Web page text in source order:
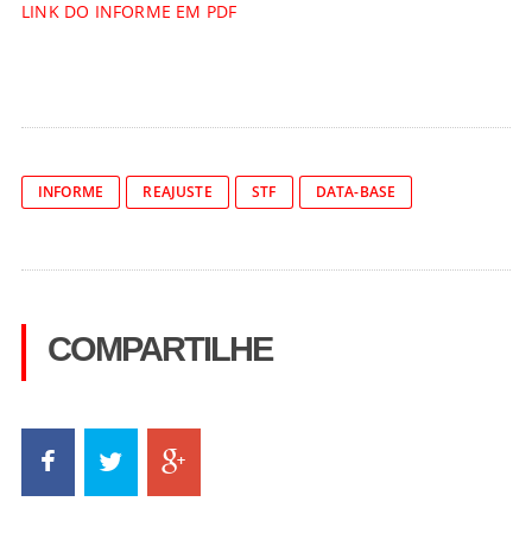
LINK DO INFORME EM PDF
INFORME REAJUSTE STF DATA-BASE
COMPARTILHE